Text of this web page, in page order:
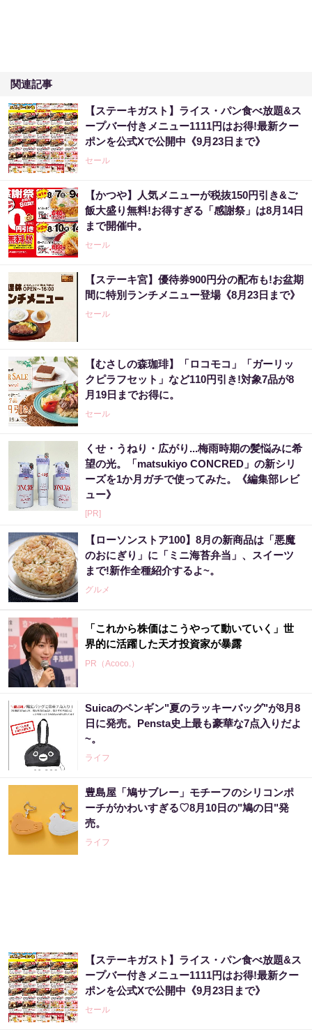
関連記事
【ステーキガスト】ライス・パン食べ放題&ス
ープバー付きメニュー1111円はお得!最新クー
ポンを公式Xで公開中《9月23日まで》
セール
【かつや】人気メニューが税抜150円引き&ご
飯大盛り無料!お得すぎる「感謝祭」は8月14日
まで開催中。
セール
【ステーキ宮】優待券900円分の配布も!お盆期
間に特別ランチメニュー登場《8月23日まで》
セール
【むさしの森珈琲】「ロコモコ」「ガーリッ
クピラフセット」など110円引き!対象7品が8
月19日までお得に。
セール
くせ・うねり・広がり...梅雨時期の髪悩みに希
望の光。「matsukiyo CONCRED」の新シリ
ーズを1か月ガチで使ってみた。《編集部レビ
ュー》
[PR]
【ローソンストア100】8月の新商品は「悪魔
のおにぎり」に「ミニ海苔弁当」、スイーツ
まで!新作全種紹介するよ~。
グルメ
「これから株価はこうやって動いていく」世
界的に活躍した天才投資家が暴露
PR（Acoco.）
あなたの金運はどう？宝くじに縁がある時、
金運はこう変わる
【昭和43年以前生まれはロト６この数字を買
うべき】6つの数字が「完全一致」する方...
PR（株式会社MURA）
世界トップクラスの市場分析が導き出した事
実「今すぐ暴落相場に備えて下さい」
PR（Acoco.）
Suicaのペンギン"夏のラッキーバッグ"が8月8
日に発売。Pensta史上最も豪華な7点入りだよ
~。
ライフ
豊島屋「鳩サブレー」モチーフのシリコンポ
ーチがかわいすぎる♡8月10日の"鳩の日"発
売。
ライフ
【ステーキガスト】ライス・パン食べ放題&ス
ープバー付きメニュー1111円はお得!最新クー
ポンを公式Xで公開中《9月23日まで》
セール